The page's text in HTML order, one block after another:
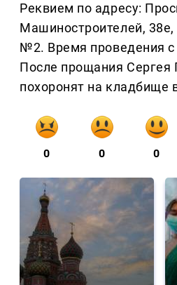
Реквием по адресу:
Машиностроителей,
№2. Время проведения с
После прощания Сергея
похоронят на кладбище
0 0 0